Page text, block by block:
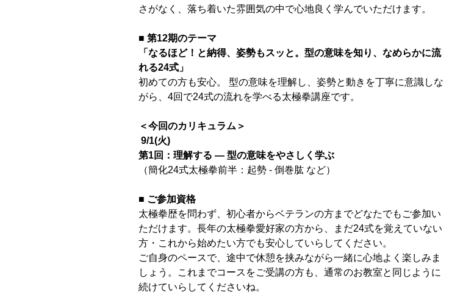
さがなく、落ち着いた雰囲気の中で心地良く学んでいただけます。
■ 第12期のテーマ
「なるほど！と納得、姿勢もスッと。型の意味を知り、なめらかに流
れる24式」
初めての方も安心。 型の意味を理解し、姿勢と動きを丁寧に意識しな
がら、4回で24式の流れを学べる太極拳講座です。
＜今回のカリキュラム＞
9/1(火)
第1回：理解する ― 型の意味をやさしく学ぶ
（簡化24式太極拳前半：起勢 - 倒巻肱 など）
■ ご参加資格
太極拳歴を問わず、初心者からベテランの方までどなたでもご参加い
ただけます。長年の太極拳愛好家の方から、まだ24式を覚えていない
方・これから始めたい方でも安心していらしてください。
ご自身のペースで、途中で休憩を挟みながら一緒に心地よく楽しみま
しょう。これまでコースをご受講の方も、通常のお教室と同じように
続けていらしてくださいね。